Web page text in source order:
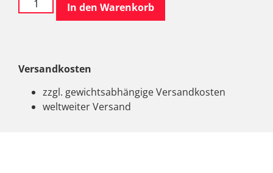
In den Warenkorb
Versandkosten
zzgl. gewichtsabhängige Versandkosten
weltweiter Versand